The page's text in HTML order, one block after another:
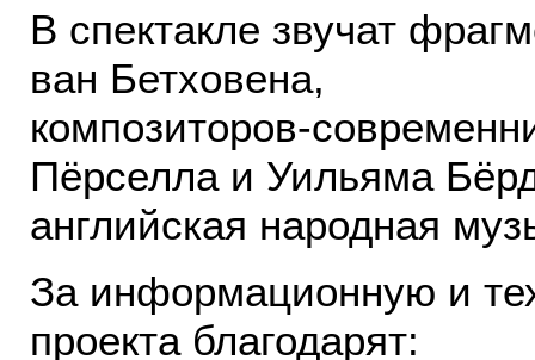
В спектакле звучат
ван Бетховена,
композиторов-
Пёрселла и Уильяма
английская народная
За информационную и
проекта благодарят: